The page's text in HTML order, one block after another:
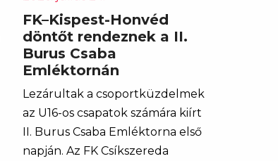
FK–Kispest-Honvéd
döntőt rendeznek a II.
Burus Csaba
Emléktornán
Lezárultak a csoportküzdelmek
az U16-os csapatok számára kiírt
II. Burus Csaba Emléktorna első
napján. Az FK Csíkszereda